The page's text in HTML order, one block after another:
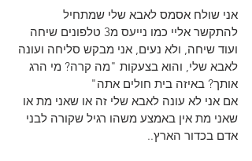
אני שולח אסמס לאבא שלי שמתחיל
להתקשר אליי כמו נייעס מ3 טלפונים שיחה
ועוד שיחה, ולא נעים, אני מבקש סליחה ועונה
לאבא שלי, והוא בצעקות "מה קרה? מי הרג
אותך? באיזה בית חולים אתה"
אם אני לא עונה לאבא שלי זה או שאני מת או
שאני מת אין באמצע משהו רגיל שקורה לבני
אדם בכדור הארץ..